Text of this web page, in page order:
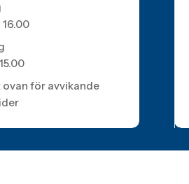
ovan för avvikande